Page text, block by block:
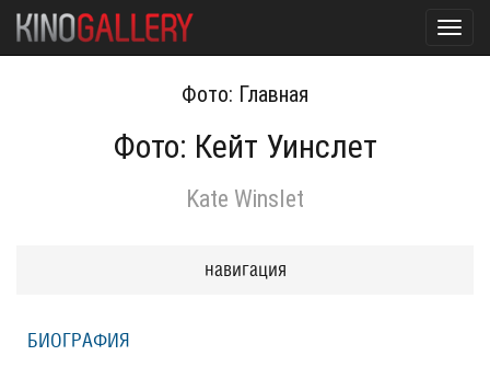
Фото: Главная
Фото: Кейт Уинслет
Kate Winslet
навигация
БИОГРАФИЯ